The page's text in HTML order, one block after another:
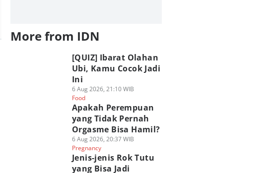
More from IDN
[QUIZ] Ibarat Olahan
Ubi, Kamu Cocok Jadi
Ini
6 Aug 2026, 21:10 WIB
Food
Apakah Perempuan
yang Tidak Pernah
Orgasme Bisa Hamil?
6 Aug 2026, 20:37 WIB
Pregnancy
Jenis-jenis Rok Tutu
yang Bisa Jadi